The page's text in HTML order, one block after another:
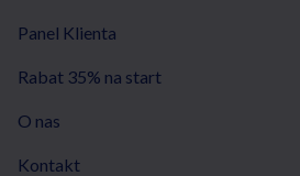
Panel Klienta
Rabat 35% na start
O nas
Kontakt